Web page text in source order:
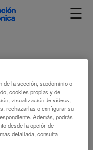
☰
como
GENTE NO
DE SER”
de la sección, subdominio o
cookies propias y de
visualización de vídeos,
rechazarlas o configurar su
Además, podrás
desde la opción de
detallada, consulta